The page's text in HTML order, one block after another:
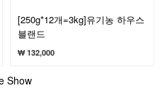
[250g*12개=3kg]유기농 하우스
블랜드
₩ 132,000
Show